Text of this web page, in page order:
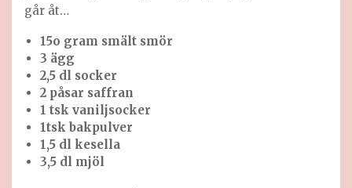
går åt…
15o gram smält smör
3 ägg
2,5 dl socker
2 påsar saffran
1 tsk vaniljsocker
1tsk bakpulver
1,5 dl kesella
3,5 dl mjöl